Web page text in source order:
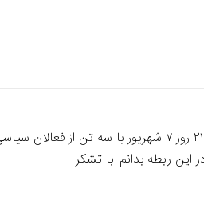
با سلام خدمت استاد گرامی: در جریان بودید که آقای دکتر
رابطه بدانم. با تشکر